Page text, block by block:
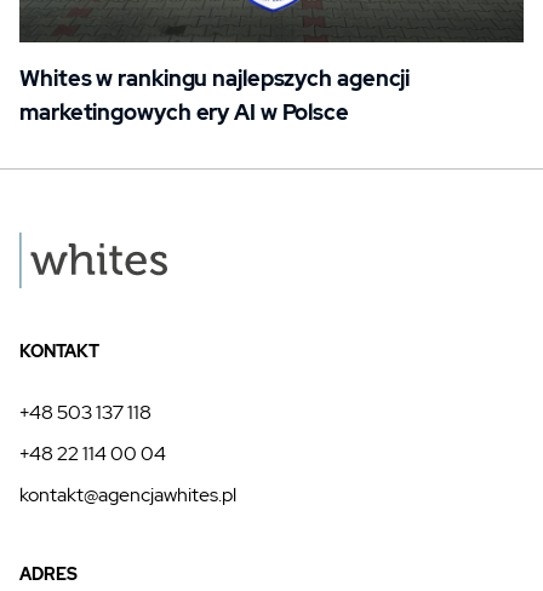
Whites w rankingu najlepszych agencji
marketingowych ery AI w Polsce
KONTAKT
+48 503 137 118
+48 22 114 00 04
kontakt@agencjawhites.pl
ADRES